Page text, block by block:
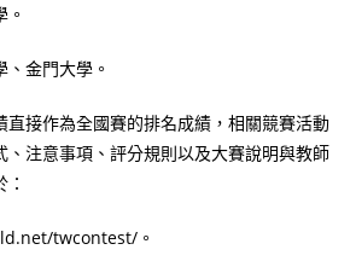
金門大學。
直接作為全國賽的排名成績，相關競賽活動
、注意事項、評分規則以及大賽說明與教師
twcontest/。